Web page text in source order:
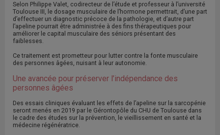
Selon Philippe Valet, codirecteur de l’étude et professeur à l’université
Toulouse III, le dosage musculaire de l’hormone permettrait, d’une part
d’effectuer un diagnostic précoce de la pathologie, et d’autre part
l’apeline pourrait être administrée à des fins thérapeutiques pour
améliorer le capital musculaire des séniors présentant des
faiblesses.
Ce traitement est prometteur pour lutter contre la fonte musculaire
des personnes âgées, nuisant à leur autonomie.
Une avancée pour préserver l’indépendance des
personnes âgées
Des essais cliniques évaluant les effets de l’apeline sur la sarcopénie
seront menés en 2019 par le Gérontopôle du CHU de Toulouse dans
le cadre des études sur la prévention, le vieillissement en santé et la
médecine régénératrice.